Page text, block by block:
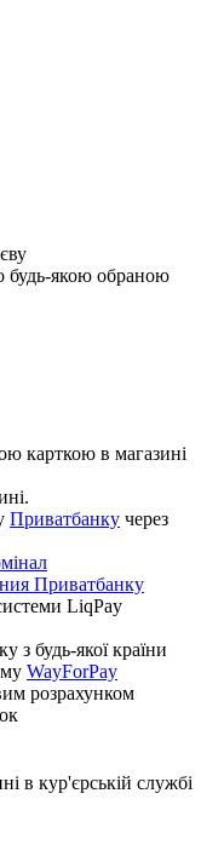
якою обраною
карткою в магазині
Приватбанку через
Приватбанку
з будь-якої країни
WayForPay
в кур'єрській службі